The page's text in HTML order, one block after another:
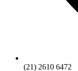
(21) 2610 6472